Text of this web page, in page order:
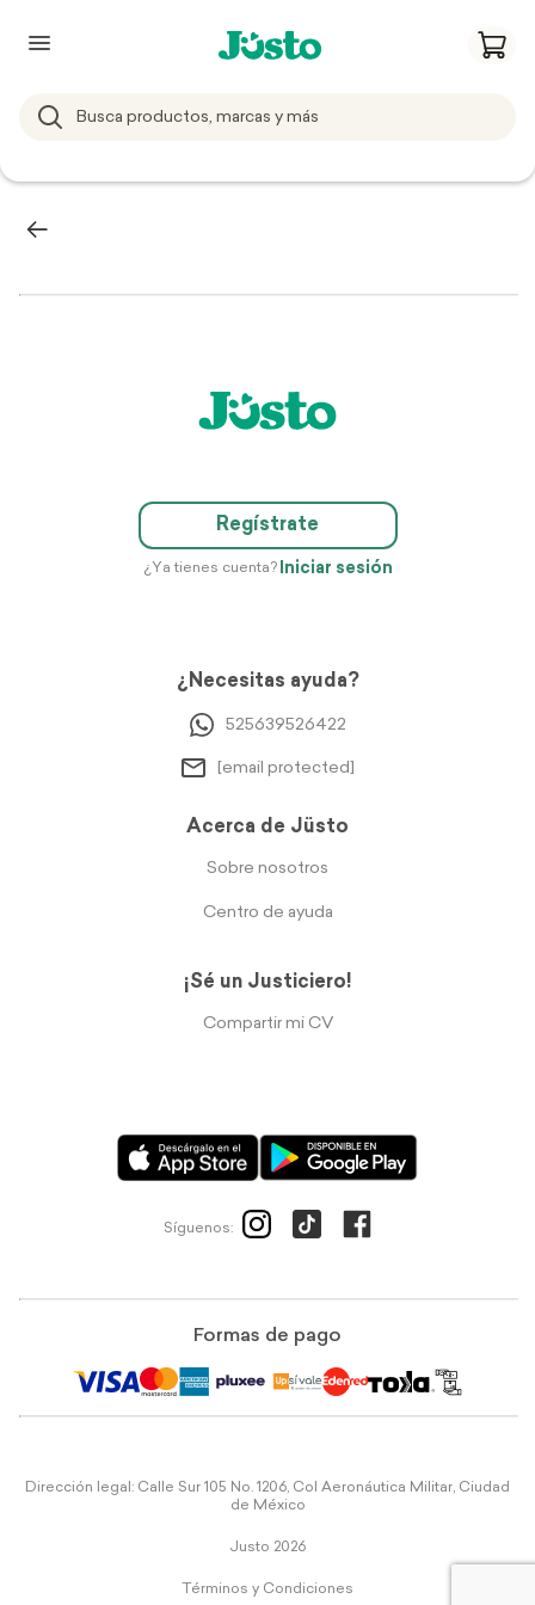
Regístrate
¿Ya tienes cuenta? Iniciar sesión
¿Necesitas ayuda?
525639526422
[email protected]
Acerca de Jüsto
Sobre nosotros
Centro de ayuda
¡Sé un Justiciero!
Compartir mi CV
Síguenos:
Formas de pago
Dirección legal: Calle Sur 105 No. 1206, Col Aeronáutica Militar, Ciudad
de México
Justo 2026
Términos y Condiciones